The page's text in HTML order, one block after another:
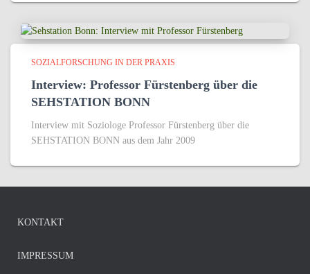
SOZIALFORSCHUNG IN DER PRAXIS
Interview: Professor Fürstenberg über die
SEHSTATION BONN
Interview mit Soziologe Professor Fürstenberg über die
SEHSTATION BONN aus dem Jahr 2009
KONTAKT
IMPRESSUM